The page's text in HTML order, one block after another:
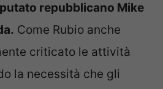
repubblicano Mike
Come Rubio anche
criticato le attività
la necessità che gli